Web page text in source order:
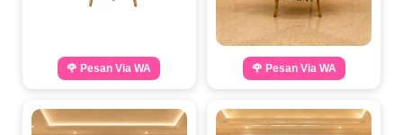
🌹 Pesan Via WA 🌹 Pesan Via WA